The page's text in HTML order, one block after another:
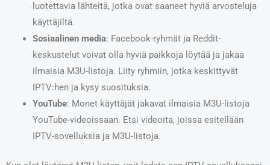
luotettavia lähteitä, jotka ovat saaneet hyviä arvosteluja
käyttäjiltä.
Sosiaalinen media: Facebook-ryhmät ja Reddit-
keskustelut voivat olla hyviä paikkoja löytää ja jakaa
ilmaisia M3U-listoja. Liity ryhmiin, jotka keskittyvät
IPTV:hen ja kysy suosituksia.
YouTube: Monet käyttäjät jakavat ilmaisia M3U-listoja
YouTube-videoissaan. Etsi videoita, joissa esitellään
IPTV-sovelluksia ja M3U-listoja.